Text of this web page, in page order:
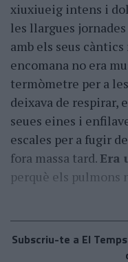
xiuxiueig intens i
les llargues
amb els seus
encomana no era
termòmetre per a
deixava de respirar,
seues eines i
escales per a fugir
fora massa tard. Era
perquè els pulmons
Subscriu-te a El